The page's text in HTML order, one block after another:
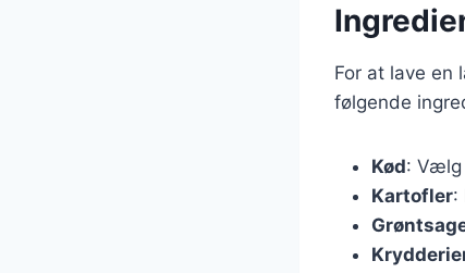
For at lave en
følgende
Kød: Vælg
Kartofler: